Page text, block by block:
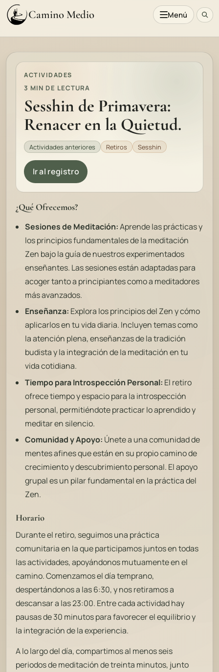
Camino Medio Menú
ACTIVIDADES
3 MIN DE LECTURA
Sesshin de Primavera:
Renacer en la Quietud.
Actividades anteriores Retiros Sesshin
Ir al registro
¿Qué Ofrecemos?
Sesiones de Meditación:Aprende las prácticas y
los principios fundamentales de la meditación
Zen bajo la guía de nuestros experimentados
enseñantes. Las sesiones están adaptadas para
acoger tanto a principiantes como a meditadores
más avanzados.
Enseñanza: Explora los principios del Zen y cómo
aplicarlos en tu vida diaria. Incluyen temas como
la atención plena, enseñanzas de la tradición
budista y la integración de la meditación en tu
vida cotidiana.
Tiempo para Introspección Personal: El retiro
ofrece tiempo y espacio para la introspección
personal, permitiéndote practicar lo aprendido y
meditar en silencio.
Comunidad y Apoyo: Únete a una comunidad de
mentes afines que están en su propio camino de
crecimiento y descubrimiento personal. El apoyo
grupal es un pilar fundamental en la práctica del
Zen.
Horario
Durante el retiro, seguimos una práctica
comunitaria en la que participamos juntos en todas
las actividades, apoyándonos mutuamente en el
camino. Comenzamos el día temprano,
despertándonos a las 6:30, y nos retiramos a
descansar a las 23:00. Entre cada actividad hay
pausas de 30 minutos para favorecer el equilibrio y
la integración de la experiencia.
A lo largo del día, compartimos al menos seis
periodos de meditación de treinta minutos, junto